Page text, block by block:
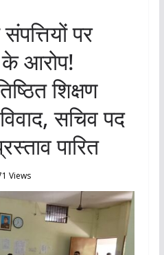
पर
आरोप!
शिक्षण
सचिव पद
पारित
Views